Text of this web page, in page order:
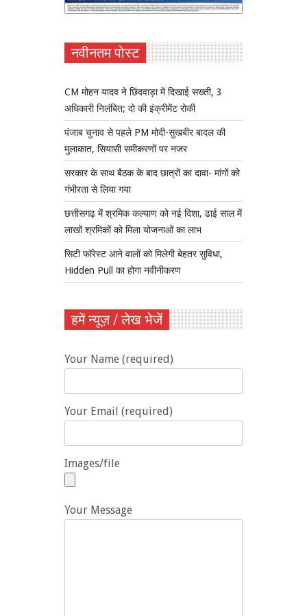
नवीनतम पोस्ट
CM मोहन यादव ने छिंदवाड़ा में दिखाई सख्ती, 3
अधिकारी निलंबित; दो की इंक्रीमेंट रोकी
पंजाब चुनाव से पहले PM मोदी-सुखबीर बादल की
मुलाकात, सियासी समीकरणों पर नजर
सरकार के साथ बैठक के बाद छात्रों का दावा- मांगों को
गंभीरता से लिया गया
छत्तीसगढ़ में श्रमिक कल्याण को नई दिशा, ढाई साल में
लाखों श्रमिकों को मिला योजनाओं का लाभ
सिटी फॉरेस्ट आने वालों को मिलेगी बेहतर सुविधा,
Hidden Pull का होगा नवीनीकरण
हमें न्यूज़ / लेख भेजें
Your Name (required)
Your Email (required)
Images/file
Your Message